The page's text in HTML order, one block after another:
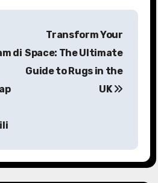
di
Transform Your
Space: The Ultimate
Guide to Rugs in the
UK